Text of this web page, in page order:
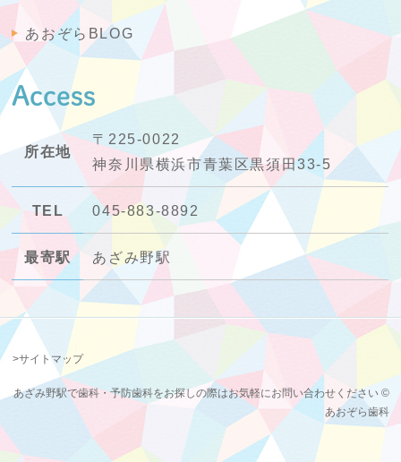
あおぞらBLOG
Access
所在地
〒225-0022
神奈川県横浜市青葉区黒須田33-5
TEL 045-883-8892
最寄駅 あざみ野駅
>サイトマップ
あざみ野駅で歯科・予防歯科をお探しの際はお気軽にお問い合わせください ©
あおぞら歯科